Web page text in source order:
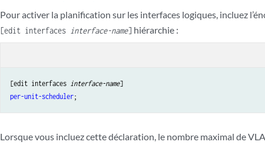
Pour activer la planification sur les interfaces logiques, incluez
[edit interfaces interface-name] hiérarchie :
[edit interfaces interface-name
per-unit-scheduler
Lorsque vous incluez cette déclaration, le nombre maximal de